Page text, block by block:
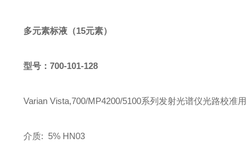
多元素标液 （15元素）
型号： 700-101-128
Varian Vista,700/MP4200/5100系列发射光谱仪光路校准用
介质: 5% HN03